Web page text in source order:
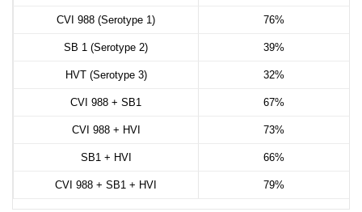
CVI 988 (Serotype 1) 76%
SB 1 (Serotype 2) 39%
HVT (Serotype 3) 32%
CVI 988 + SB1 67%
CVI 988 + HVI 73%
SB1 + HVI 66%
CVI 988 + SB1 + HVI 79%